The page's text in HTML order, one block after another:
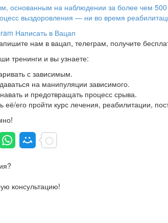
основанным на наблюдении за более чем 500
выздоровления — ни во время
Написать в Вацап
нам в вацап, телеграм, получите
тренинги и вы узнаете:
с зависимым.
на манипуляции зависимого.
и предотвращать процесс срыва.
её/его пройти курс лечения, реабилитации,
консультацию!